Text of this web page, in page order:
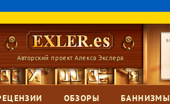
Авторский проект Алекса Экслера
ОБЗОРЫ БАННИЗМЫ